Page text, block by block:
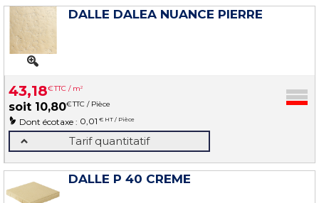
DALLE DALEA NUANCE PIERRE
43,18€TTC / m2
soit 10,80€TTC / Pièce
Dont écotaxe : 0,01 € HT / Pièce
Tarif quantitatif
DALLE P 40 CREME